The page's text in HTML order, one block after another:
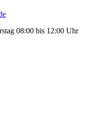
08:00 bis 12:00 Uhr